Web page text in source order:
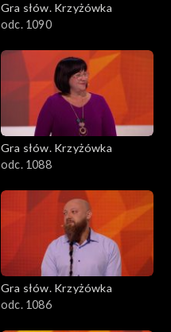
Gra słów. Krzyżówka
odc. 1090
Gra słów. Krzyżówka
odc. 1088
Gra słów. Krzyżówka
odc. 1086